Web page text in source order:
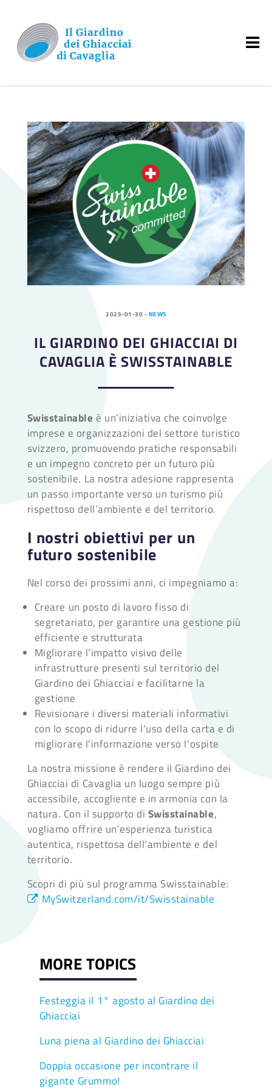
2025-01-30 - NEWS
IL GIARDINO DEI GHIACCIAI DI
CAVAGLIA È SWISSTAINABLE
Swisstainable è un’iniziativa che coinvolge
imprese e organizzazioni del settore turistico
svizzero, promuovendo pratiche responsabili
e un impegno concreto per un futuro più
sostenibile. La nostra adesione rappresenta
un passo importante verso un turismo più
rispettoso dell’ambiente e del territorio.
I nostri obiettivi per un
futuro sostenibile
Nel corso dei prossimi anni, ci impegniamo a:
Creare un posto di lavoro fisso di
segretariato, per garantire una gestione più
efficiente e strutturata
Migliorare l'impatto visivo delle
infrastrutture presenti sul territorio del
Giardino dei Ghiacciai e facilitarne la
gestione
Revisionare i diversi materiali informativi
con lo scopo di ridurre l'uso della carta e di
migliorare l'informazione verso l'ospite
La nostra missione è rendere il Giardino dei
Ghiacciai di Cavaglia un luogo sempre più
accessibile, accogliente e in armonia con la
natura. Con il supporto di Swisstainable,
vogliamo offrire un’esperienza turistica
autentica, rispettosa dell’ambiente e del
territorio.
Scopri di più sul programma Swisstainable:
MySwitzerland.com/it/Swisstainable
MORE TOPICS
Festeggia il 1° agosto al Giardino dei
Ghiacciai
Luna piena al Giardino dei Ghiacciai
Doppia occasione per incontrare il
gigante Grummo!